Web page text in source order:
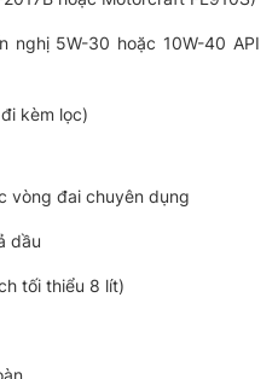
nghị 5W-30 hoặc 10W-40 API
kèm lọc)
vòng đai chuyên dụng
dầu
tối thiểu 8 lít)